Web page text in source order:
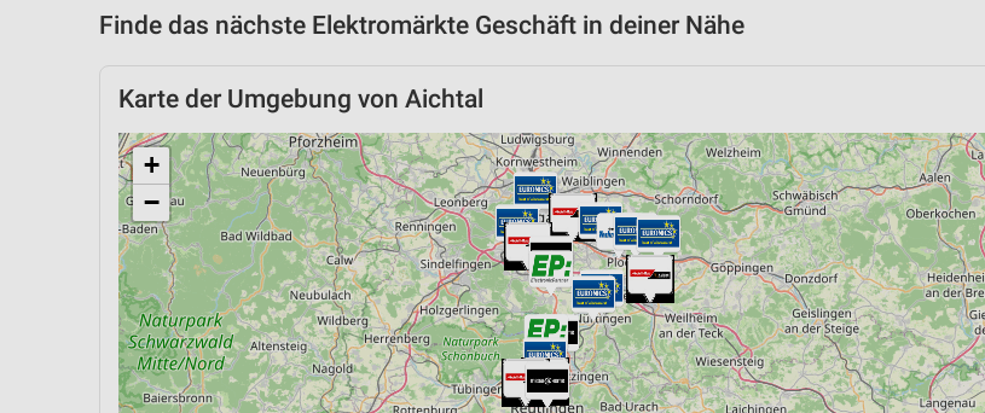
Finde das nächste Elektromärkte Geschäft in deiner Nähe
Karte der Umgebung von Aichtal
+
−